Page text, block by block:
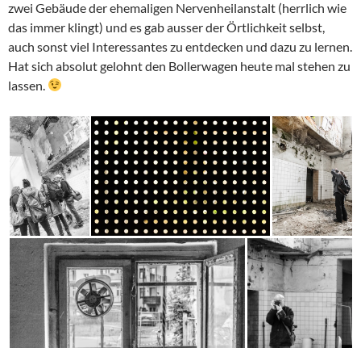
zwei Gebäude der ehemaligen Nervenheilanstalt (herrlich wie
das immer klingt) und es gab ausser der Örtlichkeit selbst,
auch sonst viel Interessantes zu entdecken und dazu zu lernen.
Hat sich absolut gelohnt den Bollerwagen heute mal stehen zu
lassen.